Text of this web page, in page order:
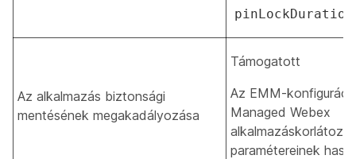
pinLockDuration
Az alkalmazás biztonsági
mentésének megakadályozása
Támogatott
Az EMM-
Managed Webex
paramétereinek